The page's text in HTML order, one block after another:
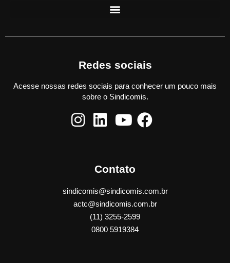
Redes sociais
Acesse nossas redes sociais para conhecer um pouco mais
sobre o Sindicomis.
Contato
sindicomis@sindicomis.com.br
actc@sindicomis.com.br
(11) 3255-2599
0800 5919384